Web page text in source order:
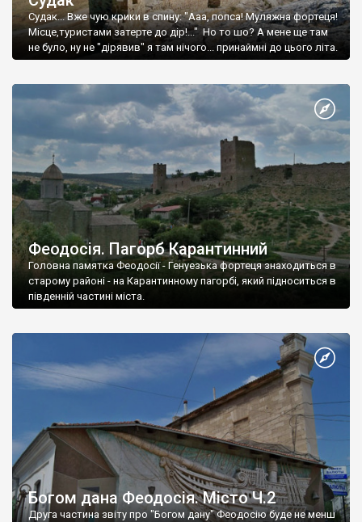
Судак... Вже чую крики в спину: "Ааа, попса! Муляжна фортеця!
Місце,туристами затерте до дір!..." Но то шо? А мене ще там
не було, ну не "дірявив" я там нічого... принаймні до цього літа.
Феодосія. Пагорб Карантинний
Головна памятка Феодосії - Генуезька фортеця знаходиться в
старому районі - на Карантинному пагорбі, який підноситься в
південній частині міста.
Богом дана Феодосія. Місто Ч.2
Друга частина звіту про "Богом дану" Феодосію буде не менш